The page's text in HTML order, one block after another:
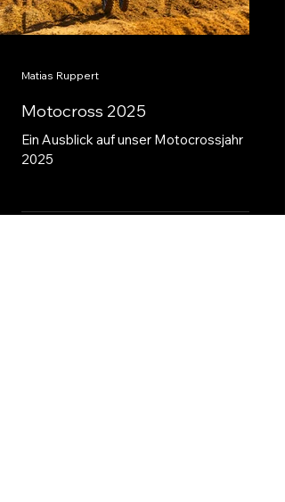
Motocross 2025
Ein Ausblick auf unser Motocrossjahr
2025
Matias Ruppert